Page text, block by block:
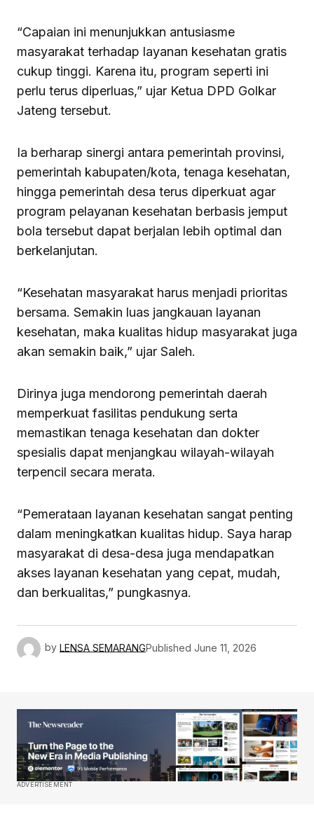
“Capaian ini menunjukkan antusiasme
masyarakat terhadap layanan kesehatan gratis
cukup tinggi. Karena itu, program seperti ini
perlu terus diperluas,” ujar Ketua DPD Golkar
Jateng tersebut.
Ia berharap sinergi antara pemerintah provinsi,
pemerintah kabupaten/kota, tenaga kesehatan,
hingga pemerintah desa terus diperkuat agar
program pelayanan kesehatan berbasis jemput
bola tersebut dapat berjalan lebih optimal dan
berkelanjutan.
“Kesehatan masyarakat harus menjadi prioritas
bersama. Semakin luas jangkauan layanan
kesehatan, maka kualitas hidup masyarakat juga
akan semakin baik,” ujar Saleh.
Dirinya juga mendorong pemerintah daerah
memperkuat fasilitas pendukung serta
memastikan tenaga kesehatan dan dokter
spesialis dapat menjangkau wilayah-wilayah
terpencil secara merata.
“Pemerataan layanan kesehatan sangat penting
dalam meningkatkan kualitas hidup. Saya harap
masyarakat di desa-desa juga mendapatkan
akses layanan kesehatan yang cepat, mudah,
dan berkualitas,” pungkasnya.
by LENSA SEMARANGPublished June 11, 2026
ADVERTISEMENT